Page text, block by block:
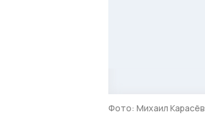
Фото: Михаил Карасёв